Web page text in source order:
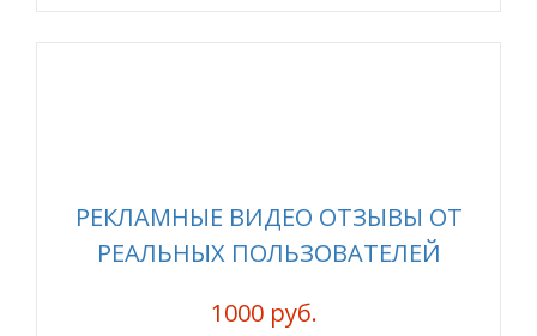
РЕКЛАМНЫЕ ВИДЕО ОТЗЫВЫ ОТ
РЕАЛЬНЫХ ПОЛЬЗОВАТЕЛЕЙ
1000 руб.